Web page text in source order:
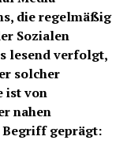
die regelmäßig
Sozialen
lesend verfolgt,
solcher
ist von
nahen
Begriff geprägt: